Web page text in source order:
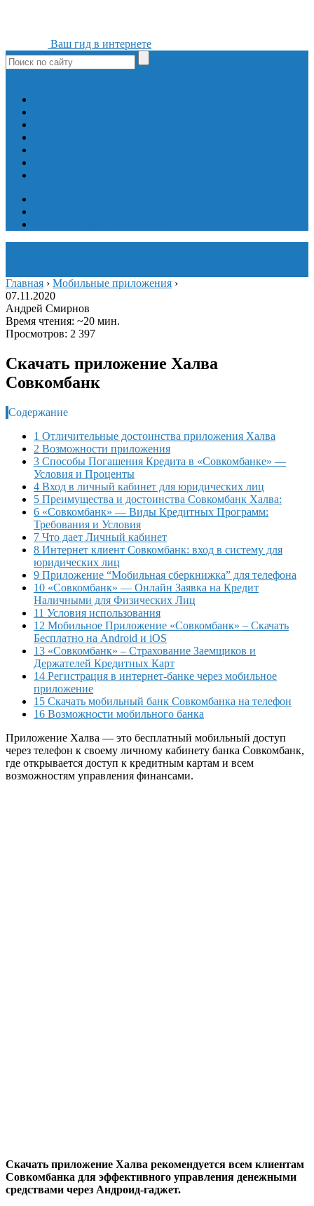
Ваш гид в интернете
Главная › Мобильные приложения ›
07.11.2020
Андрей Смирнов
Время чтения: ~20 мин.
Просмотров: 2 397
Скачать приложение Халва
Совкомбанк
Содержание
1 Отличительные достоинства приложения Халва
2 Возможности приложения
3 Способы Погашения Кредита в «Совкомбанке» —
Условия и Проценты
4 Вход в личный кабинет для юридических лиц
5 Преимущества и достоинства Совкомбанк Халва:
6 «Совкомбанк» — Виды Кредитных Программ:
Требования и Условия
7 Что дает Личный кабинет
8 Интернет клиент Совкомбанк: вход в систему для
юридических лиц
9 Приложение “Мобильная сберкнижка” для телефона
10 «Совкомбанк» — Онлайн Заявка на Кредит
Наличными для Физических Лиц
11 Условия использования
12 Мобильное Приложение «Совкомбанк» – Скачать
Бесплатно на Android и iOS
13 «Совкомбанк» – Страхование Заемщиков и
Держателей Кредитных Карт
14 Регистрация в интернет-банке через мобильное
приложение
15 Скачать мобильный банк Совкомбанка на телефон
16 Возможности мобильного банка
Приложение Халва — это бесплатный мобильный доступ
через телефон к своему личному кабинету банка Совкомбанк,
где открывается доступ к кредитным картам и всем
возможностям управления финансами.
Скачать приложение Халва рекомендуется всем клиентам
Совкомбанка для эффективного управления денежными
средствами через Андроид-гаджет.